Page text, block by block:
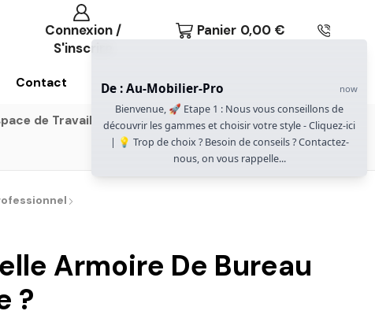
Connexion /
S'inscrire
Panier 0,00 €
Contact
de Travail Gammes Gautier Office
Armoire De Bureau
?
De : Au-Mobilier-Pro now
Bienvenue, 🚀 Etape 1 : Nous vous conseillons de
découvrir les gammes et choisir votre style - Cliquez-ici
| 💡 Trop de choix ? Besoin de conseils ? Contactez-
nous, on vous rappelle...